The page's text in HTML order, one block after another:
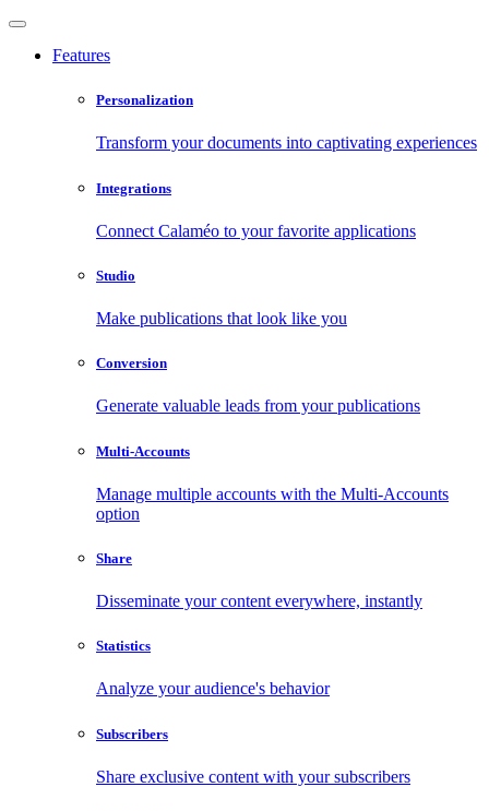
Features
Personalization
Transform your documents into captivating experiences
Integrations
Connect Calaméo to your favorite applications
Studio
Make publications that look like you
Conversion
Generate valuable leads from your publications
Multi-Accounts
Manage multiple accounts with the Multi-Accounts
option
Share
Disseminate your content everywhere, instantly
Statistics
Analyze your audience's behavior
Subscribers
Share exclusive content with your subscribers